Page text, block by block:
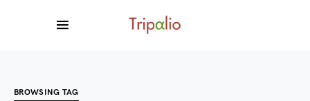
BROWSING TAG